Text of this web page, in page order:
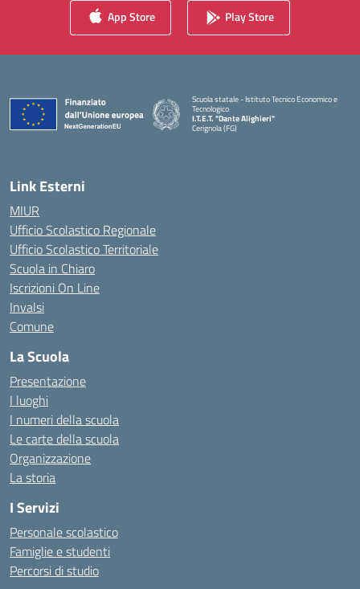
App Store Play Store
Scuola statale - Istituto Tecnico Economico e
Tecnologico
I.T.E.T. "Dante Alighieri"
Cerignola (FG)
— Visita la pagina iniziale della scuola
Link Esterni
MIUR
Ufficio Scolastico Regionale
Ufficio Scolastico Territoriale
Scuola in Chiaro
Iscrizioni On Line
Invalsi
Comune
La Scuola
Presentazione
I luoghi
I numeri della scuola
Le carte della scuola
Organizzazione
La storia
I Servizi
Personale scolastico
Famiglie e studenti
Percorsi di studio